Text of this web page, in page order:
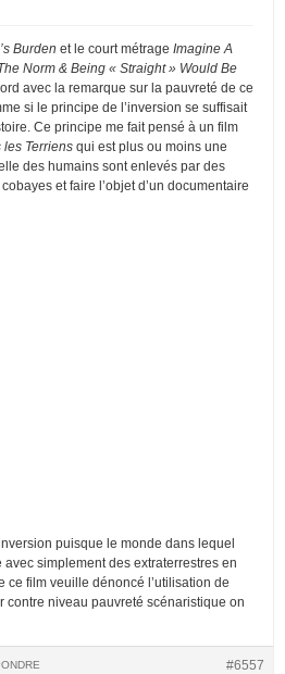
Burden et le court métrage Imagine A
Norm & Being « Straight » Would Be
avec la remarque sur la pauvreté de ce
si le principe de l’inversion se suffisait
Ce principe me fait pensé à un film
les Terriens qui est plus ou moins une
des humains sont enlevés par des
et faire l’objet d’un documentaire
puisque le monde dans lequel
avec simplement des extraterrestres en
ce film veuille dénoncé l’utilisation de
contre niveau pauvreté scénaristique on
#6557